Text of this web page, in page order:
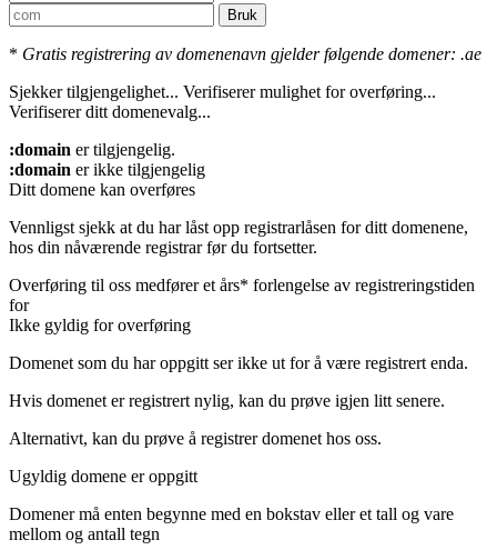
Bruk
* Gratis registrering av domenenavn gjelder følgende domener: .ae
Sjekker tilgjengelighet... Verifiserer mulighet for overføring...
Verifiserer ditt domenevalg...
:domain er tilgjengelig.
:domain er ikke tilgjengelig
Ditt domene kan overføres
Vennligst sjekk at du har låst opp registrarlåsen for ditt domenene,
hos din nåværende registrar før du fortsetter.
Overføring til oss medfører et års* forlengelse av registreringstiden
for
Ikke gyldig for overføring
Domenet som du har oppgitt ser ikke ut for å være registrert enda.
Hvis domenet er registrert nylig, kan du prøve igjen litt senere.
Alternativt, kan du prøve å registrer domenet hos oss.
Ugyldig domene er oppgitt
Domener må enten begynne med en bokstav eller et tall og vare
mellom og antall tegn